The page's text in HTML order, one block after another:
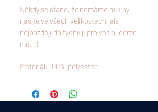
Někdy se stane, že nemáme mikiny
našité ve všech velikostech, ale
nejpozději do týdne ji pro vás budeme
mít! :)
Materiál: 100% polyester